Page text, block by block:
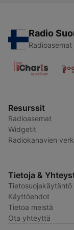
Radio
Resurssit
Radioasemat
Widgetit
Radiokanavien
Tietoja &
Tietosuojakäytäntö
Käyttöehdot
Tietoa meistä
Ota yhteyttä